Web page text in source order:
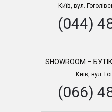
Київ, вул.
(044)
SHOWROOM –
Київ, вул.
(066)